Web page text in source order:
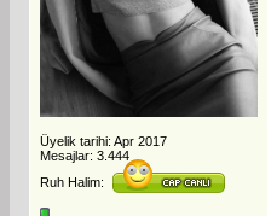
Üyelik tarihi: Apr 2017
Mesajlar: 3.444
Ruh Halim: